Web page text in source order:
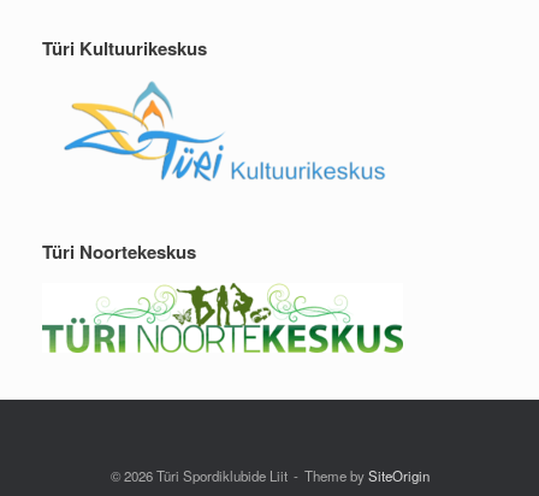
Türi Kultuurikeskus
Türi Noortekeskus
© 2026 Türi Spordiklubide Liit Theme bySiteOrigin